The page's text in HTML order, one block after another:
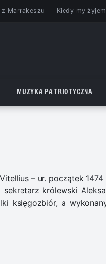
z Marrakeszu Kiedy my
MUZYKA PATRIOTYCZNA
– ur. początek
sekretarz królewski
księgozbiór, a